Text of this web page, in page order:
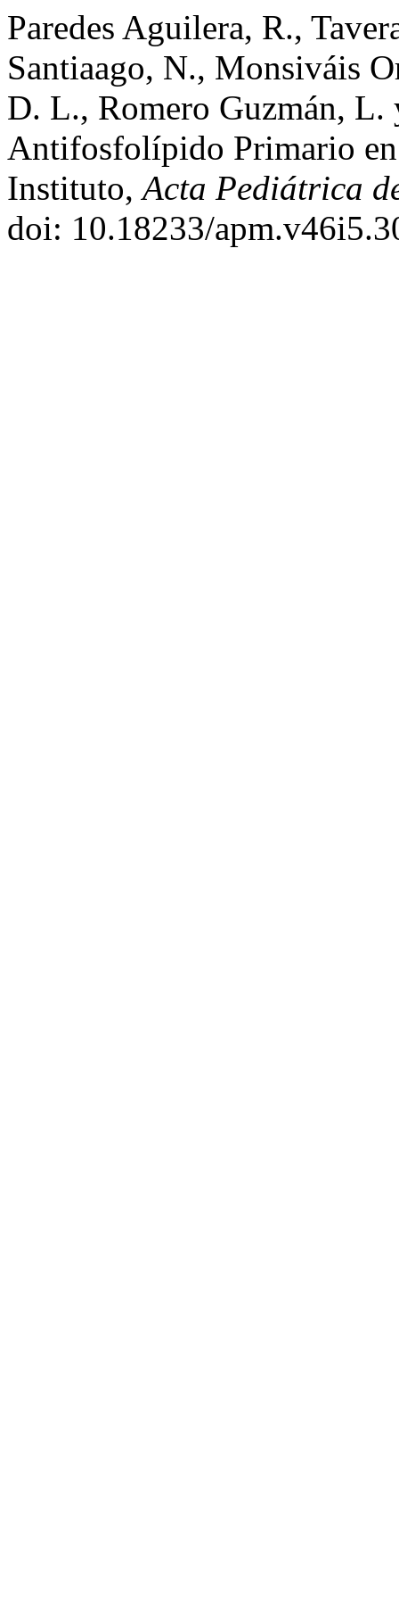
Paredes Aguilera, R.,
Santiaago, N., Monsiváis
D. L., Romero Guzmán, L.
Antifosfolípido Primario
Instituto,Acta Pediátrica
doi: 10.18233/